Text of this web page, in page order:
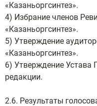
«Казаньоргсинтез».
4) Избрание членов
«Казаньоргсинтез».
5) Утверждение
«Казаньоргсинтез».
6) Утверждение Устава
редакции.
2.6. Результаты